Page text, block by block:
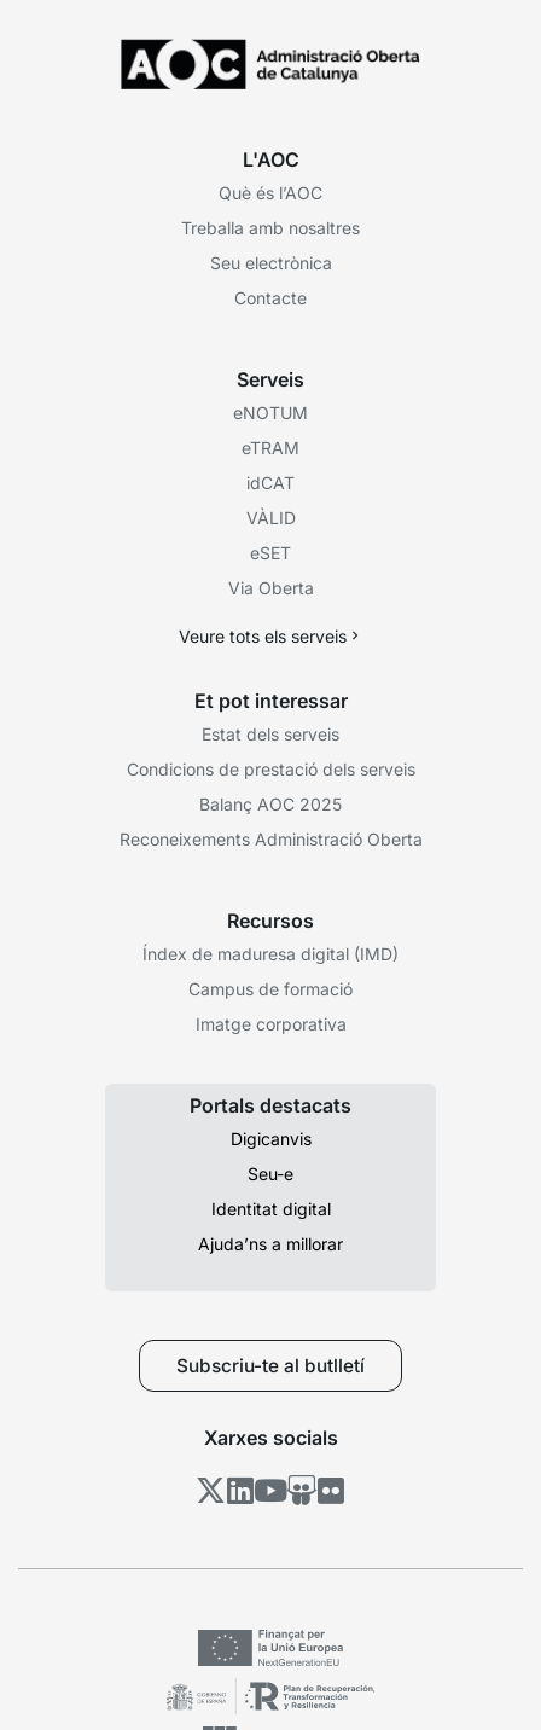
L'AOC
Què és l’AOC
Treballa amb nosaltres
Seu electrònica
Contacte
Serveis
eNOTUM
eTRAM
idCAT
VÀLID
eSET
Via Oberta
Veure tots els serveis
Et pot interessar
Estat dels serveis
Condicions de prestació dels serveis
Balanç AOC 2025
Reconeixements Administració Oberta
Recursos
Índex de maduresa digital (IMD)
Campus de formació
Imatge corporativa
Portals destacats
Digicanvis
Seu-e
Identitat digital
Ajuda’ns a millorar
Subscriu-te al butlletí
Xarxes socials